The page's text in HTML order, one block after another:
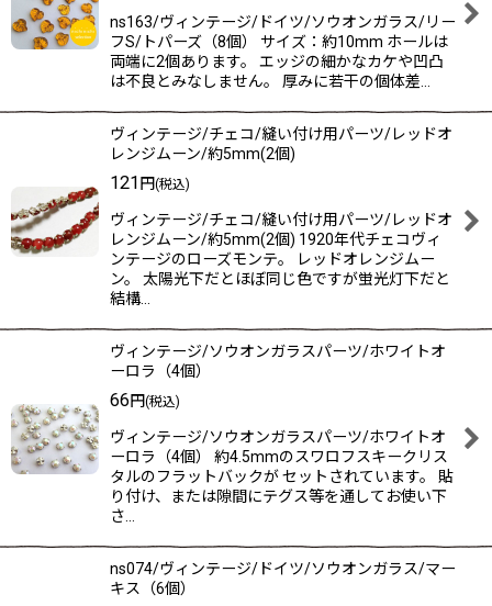
ns163/ヴィンテージ/ドイツ/ソウオンガラス/リー
フS/トパーズ（8個） サイズ：約10mm ホールは
両端に2個あります。 エッジの細かなカケや凹凸
は不良とみなしません。 厚みに若干の個体差…
ヴィンテージ/チェコ/縫い付け用パーツ/レッドオ
レンジムーン/約5mm(2個)
121 円(税込)
ヴィンテージ/チェコ/縫い付け用パーツ/レッドオ
レンジムーン/約5mm(2個) 1920年代チェコヴィ
ンテージのローズモンテ。 レッドオレンジムー
ン。 太陽光下だとほぼ同じ色ですが蛍光灯下だと
結構…
ヴィンテージ/ソウオンガラスパーツ/ホワイトオ
ーロラ（4個）
66円(税込)
ヴィンテージ/ソウオンガラスパーツ/ホワイトオ
ーロラ（4個） 約4.5mmのスワロフスキークリス
タルのフラットバックが セットされています。 貼
り付け、または隙間にテグス等を通してお使い下
さ…
ns074/ヴィンテージ/ドイツ/ソウオンガラス/マー
キス（6個）